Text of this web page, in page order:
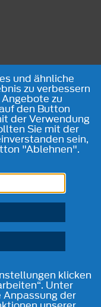
und ähnliche
zu verbessern
zu
den Button
der Verwendung
Sie mit der
sein,
"Ablehnen".
klicken
Unter
der